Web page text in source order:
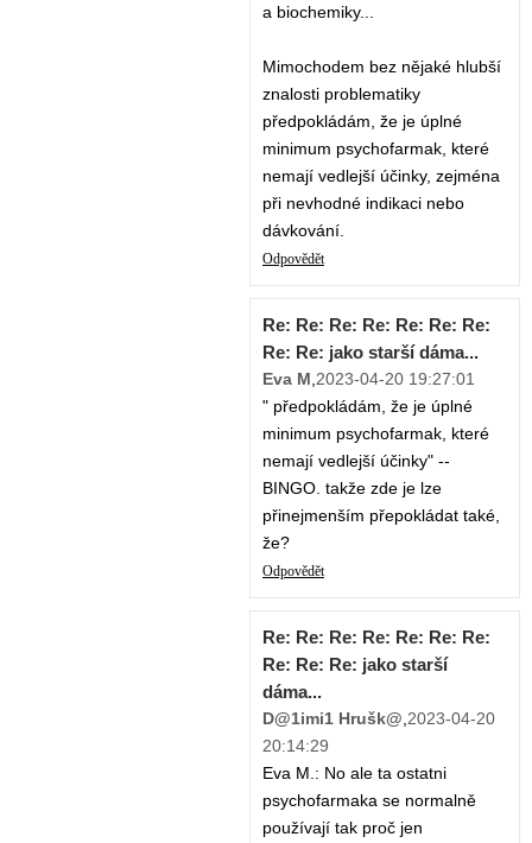
a biochemiky...
Mimochodem bez nějaké hlubší
znalosti problematiky
předpokládám, že je úplné
minimum psychofarmak, které
nemají vedlejší účinky, zejména
při nevhodné indikaci nebo
dávkování.
Odpovědět
Re: Re: Re: Re: Re: Re: Re:
Re: Re: jako starší dáma...
Eva M 2023-04-20 19:27:01
" předpokládám, že je úplné
minimum psychofarmak, které
nemají vedlejší účinky" --
BINGO. takže zde je lze
přinejmenším přepokládat také,
že?
Odpovědět
Re: Re: Re: Re: Re: Re: Re:
Re: Re: Re: jako starší
dáma...
D@1imi1 Hrušk@ 2023-04-20
20:14:29
Eva M.: No ale ta ostatni
psychofarmaka se normalně
používají tak proč jen